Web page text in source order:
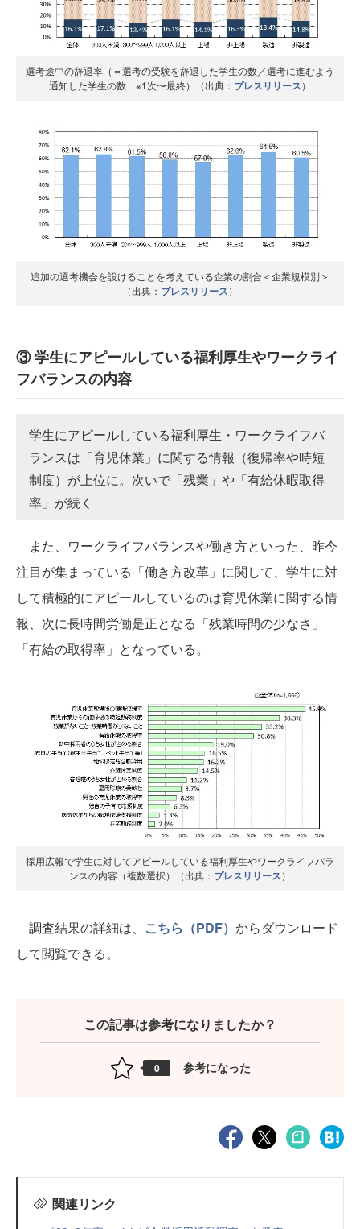
選考途中の辞退率（＝選考の受験を辞退した学生の数／選考に進むよう
通知した学生の数 ※1次〜最終）（出典： プレスリリース）
追加の選考機会を設けることを考えている企業の割合＜企業規模別＞
（出典： プレスリリース）
③ 学生にアピールしている福利厚生やワークライ
フバランスの内容
学生にアピールしている福利厚生・ワークライフバ
ランスは「育児休業」に関する情報（復帰率や時短
制度）が上位に。次いで「残業」や「有給休暇取得
率」が続く
また、ワークライフバランスや働き方といった、昨今
注目が集まっている「働き方改革」に関して、学生に対
して積極的にアピールしているのは育児休業に関する情
報、次に長時間労働是正となる「残業時間の少なさ」
「有給の取得率」となっている。
採用広報で学生に対してアピールしている福利厚生やワークライフバラ
ンスの内容（複数選択）（出典： プレスリリース）
調査結果の詳細は、 こちら（PDF） からダウンロード
して閲覧できる。
この記事は参考になりましたか？
0 参考になった
関連リンク